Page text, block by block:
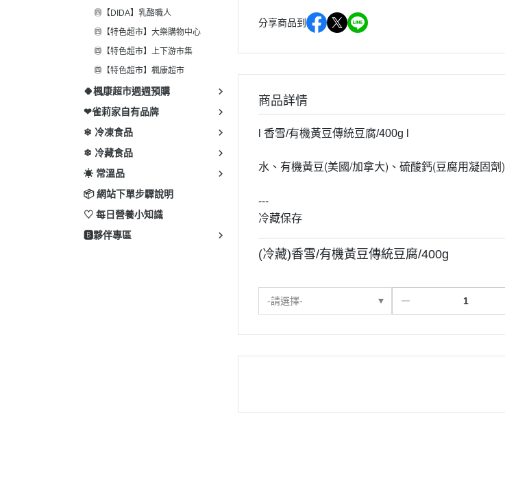
㊃【DIDA】乳酪職人
㊃【特色超市】大樂購物中心
㊃【特色超市】上下游市集
㊃【特色超市】楓康超市
🍀楓康超市週週預購
❤雀莉家自有品牌
❄ 冷凍食品
❄ 冷藏食品
☀ 常溫品
📦 網站下單步驟說明
♡ 每日營養小知識
🅱️夥伴專區
分享商品到
商品詳情
l 香雪/有機黃豆傳統豆腐/400g l
水、有機黃豆(美國/加拿大)、硫酸鈣(豆腐用凝固劑)
---
冷藏保存
(冷藏)香雪/有機黃豆傳統豆腐/400g
-請選擇-